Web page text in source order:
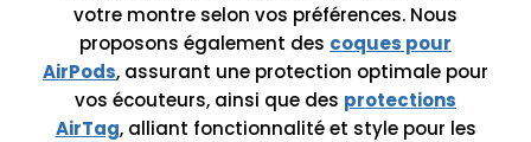
votre montre selon vos préférences. Nous
proposons également des coques pour
AirPods, assurant une protection optimale pour
vos écouteurs, ainsi que des protections
AirTag, alliant fonctionnalité et style pour les